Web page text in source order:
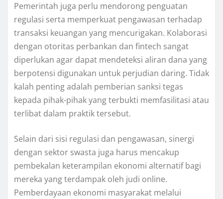
Pemerintah juga perlu mendorong penguatan
regulasi serta memperkuat pengawasan terhadap
transaksi keuangan yang mencurigakan. Kolaborasi
dengan otoritas perbankan dan fintech sangat
diperlukan agar dapat mendeteksi aliran dana yang
berpotensi digunakan untuk perjudian daring. Tidak
kalah penting adalah pemberian sanksi tegas
kepada pihak-pihak yang terbukti memfasilitasi atau
terlibat dalam praktik tersebut.
Selain dari sisi regulasi dan pengawasan, sinergi
dengan sektor swasta juga harus mencakup
pembekalan keterampilan ekonomi alternatif bagi
mereka yang terdampak oleh judi online.
Pemberdayaan ekonomi masyarakat melalui